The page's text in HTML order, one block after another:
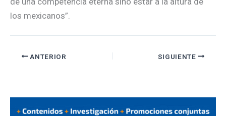
los mexicanos”.
ANTERIOR SIGUIENTE